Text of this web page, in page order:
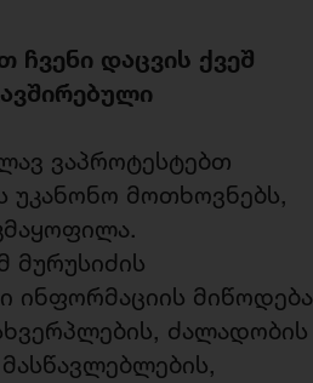
ჩვენი დაცვის ქვეშ
ვაპროტესტებთ
უკანონო მოთხოვნებს,
მურუსიძის
ინფორმაციის მიწოდება
ძალადობის